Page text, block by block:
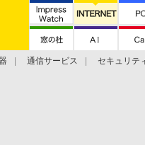
通信サービス セキュリテ